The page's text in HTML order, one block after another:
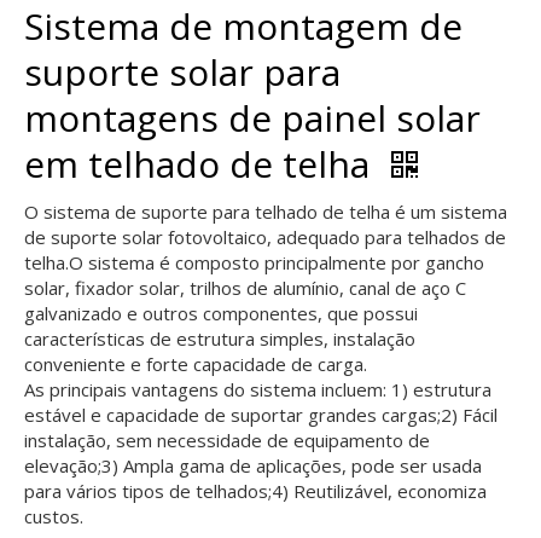
Sistema de montagem de
suporte solar para
montagens de painel solar
em telhado de telha
O sistema de suporte para telhado de telha é um sistema
de suporte solar fotovoltaico, adequado para telhados de
telha.O sistema é composto principalmente por gancho
solar, fixador solar, trilhos de alumínio, canal de aço C
galvanizado e outros componentes, que possui
características de estrutura simples, instalação
conveniente e forte capacidade de carga.
As principais vantagens do sistema incluem: 1) estrutura
estável e capacidade de suportar grandes cargas;2) Fácil
instalação, sem necessidade de equipamento de
elevação;3) Ampla gama de aplicações, pode ser usada
para vários tipos de telhados;4) Reutilizável, economiza
custos.